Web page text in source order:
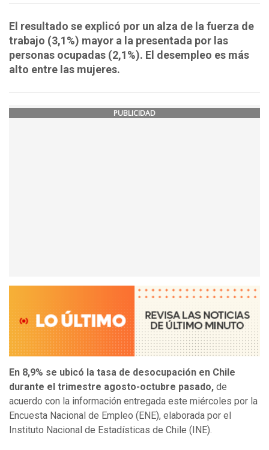
El resultado se explicó por un alza de la fuerza de
trabajo (3,1%) mayor a la presentada por las
personas ocupadas (2,1%). El desempleo es más
alto entre las mujeres.
PUBLICIDAD
En 8,9% se ubicó la tasa de desocupación en Chile
durante el trimestre agosto-octubre pasado, de
acuerdo con la información entregada este miércoles por la
Encuesta Nacional de Empleo (ENE), elaborada por el
Instituto Nacional de Estadísticas de Chile (INE).